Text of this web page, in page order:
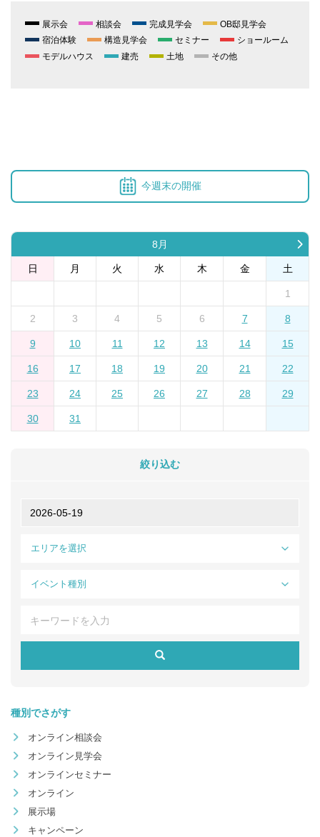
展示会 相談会 完成見学会
OB邸見学会
宿泊体験
構造見学会 セミナー
ショールーム
モデルハウス
建売 土地 その他
今週末の開催
8月
日 月 火 水 木 金 土
1
2 3 4 5 6 7 8
9 10 11 12 13 14 15
16 17 18 19 20 21 22
23 24 25 26 27 28 29
30 31
絞り込む
エリアを選択
イベント種別
種別でさがす
オンライン相談会
オンライン見学会
オンラインセミナー
オンライン
展示場
キャンペーン